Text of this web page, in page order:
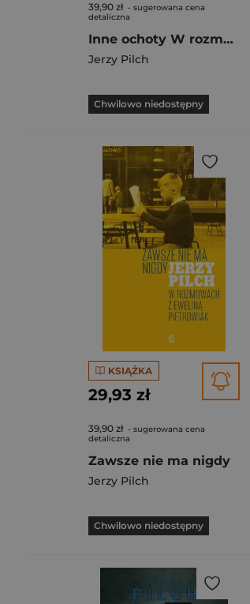
39,90 zł - sugerowana cena
detaliczna
Inne ochoty W rozmowach z Eweliną Pietrowiak Część 2
Jerzy Pilch
Chwilowo niedostępny
KSIĄŻKA
29,93 zł
39,90 zł - sugerowana cena
detaliczna
Zawsze nie ma nigdy
Jerzy Pilch
Chwilowo niedostępny